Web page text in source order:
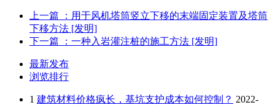
上一篇
：用于风机塔筒竖立下移的末端固定装置及塔筒
下移方法 [发明]
下一篇
：一种入岩灌注桩的施工方法 [发明]
最新发布
浏览排行
1 建筑材料价格疯长，基坑支护成本如何控制？ 2022-